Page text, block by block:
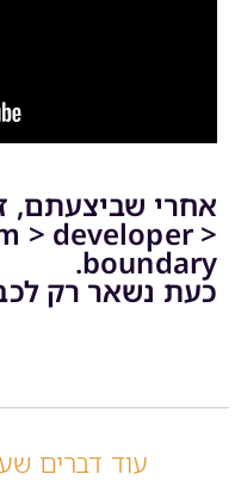
אחרי שביצעתם,
> developer >
boundary.
כעת נשאר רק
עוד דברים